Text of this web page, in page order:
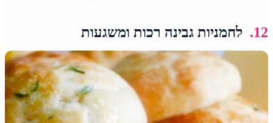
12. לחמניות גבינה רכות ומשגעות